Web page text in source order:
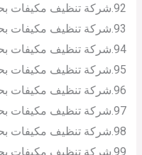
92.شركة تنظيف مكيفات بحي الزهرة بالرياض
93.شركة تنظيف مكيفات بحي البيان بالرياض
94.شركة تنظيف مكيفات بحي الدار البيضاء الشمالية بالرياض
95.شركة تنظيف مكيفات بحي الوسام بالرياض
96.شركة تنظيف مكيفات بحي الصفوة بالرياض
97.شركة تنظيف مكيفات بحي الروابي الشمالية بالرياض
98.شركة تنظيف مكيفات بحي الوادي الجنوبي بالرياض
99.شركة تنظيف مكيفات بحي الجسر بالرياض